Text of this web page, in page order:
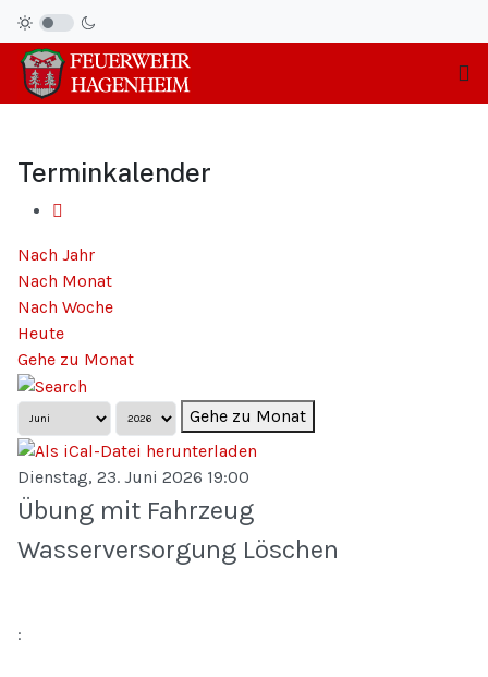
Terminkalender
Nach Jahr
Nach Monat
Nach Woche
Heute
Gehe zu Monat
Gehe zu Monat
Dienstag, 23. Juni 2026 19:00
Übung mit Fahrzeug
Wasserversorgung Löschen
: